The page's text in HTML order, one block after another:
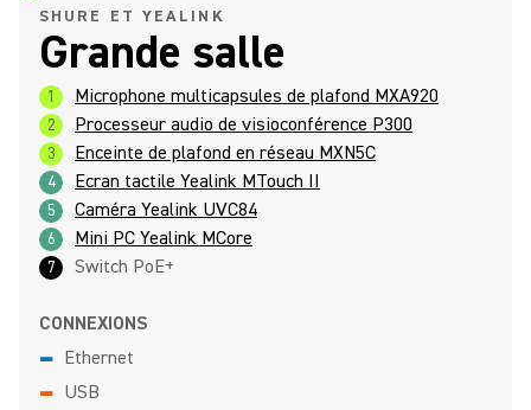
SHURE ET YEALINK
Grande salle
1 Microphone multicapsules de plafond MXA920
2 Processeur audio de visioconférence P300
3 Enceinte de plafond en réseau MXN5C
4 Ecran tactile Yealink MTouch II
5 Caméra Yealink UVC84
6 Mini PC Yealink MCore
7 Switch PoE+
CONNEXIONS
- Ethernet
- USB